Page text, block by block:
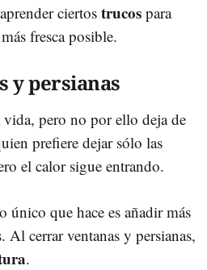
ciertos trucos para
fresca posible.
y persianas
pero no por ello deja de
prefiere dejar sólo las
el calor sigue entrando.
único que hace es añadir más
Al cerrar ventanas y persianas,
.